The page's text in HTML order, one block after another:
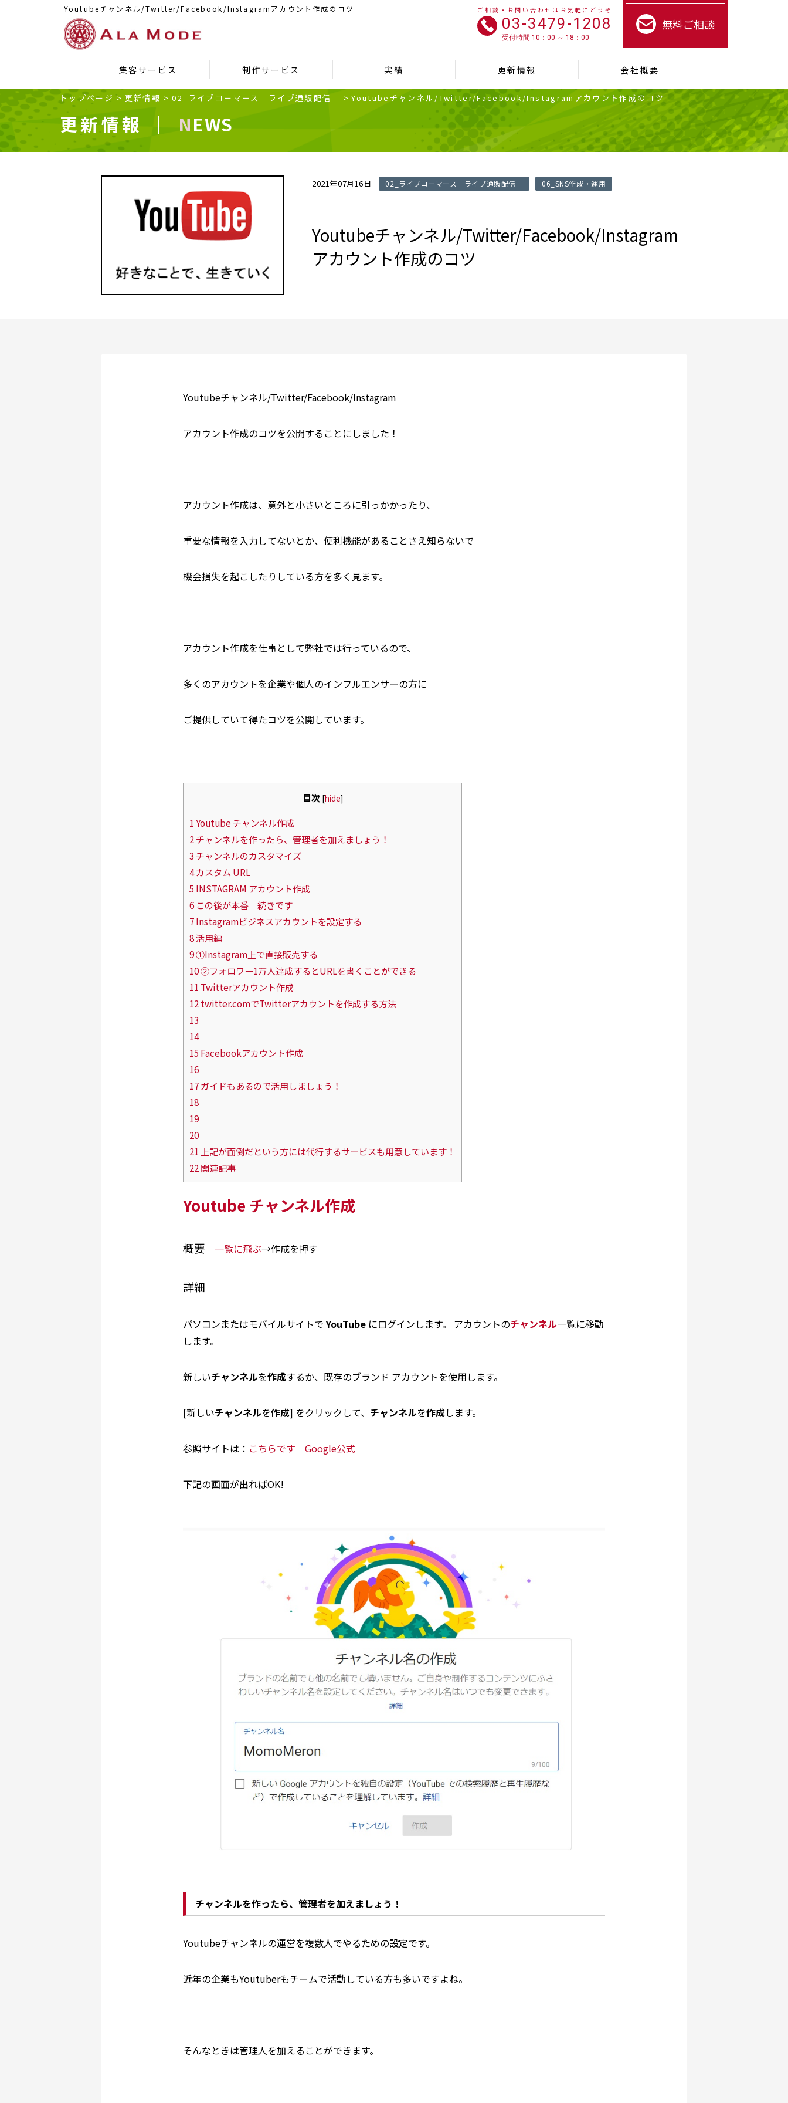
Youtubeチャンネル/Twitter/Facebook/Instagramアカウント作成のコツ ご相談・お問い合わせはお気軽にどうぞ
03-3479-1208
受付時間 10：00 ～ 18：00
無料ご相談
集客サービス 制作サービス 実績 更新情報 会社概要
トップページ > 更新情報 > 02_ライブコーマース ライブ通販配信 > Youtubeチャンネル/Twitter/Facebook/Instagramアカウント作成のコツ
更新情報 ｜ NEWS
2021年07月16日 02_ライブコーマース ライブ通販配信 06_SNS作成・運用
Youtubeチャンネル/Twitter/Facebook/Instagram
アカウント作成のコツ
Youtubeチャンネル/Twitter/Facebook/Instagram
アカウント作成のコツを公開することにしました！
アカウント作成は、意外と小さいところに引っかかったり、
重要な情報を入力してないとか、便利機能があることさえ知らないで
機会損失を起こしたりしている方を多く見ます。
アカウント作成を仕事として弊社では行っているので、
多くのアカウントを企業や個人のインフルエンサーの方に
ご提供していて得たコツを公開しています。
目次 [hide]
1 Youtube チャンネル作成
2 チャンネルを作ったら、管理者を加えましょう！
3 チャンネルのカスタマイズ
4 カスタム URL
5 INSTAGRAM アカウント作成
6 この後が本番 続きです
7 Instagramビジネスアカウントを設定する
8 活用編
9 ①Instagram上で直接販売する
10 ②フォロワー1万人達成するとURLを書くことができる
11 Twitterアカウント作成
12 twitter.comでTwitterアカウントを作成する方法
13
14
15 Facebookアカウント作成
16
17 ガイドもあるので活用しましょう！
18
19
20
21 上記が面倒だという方には代行するサービスも用意しています！
22 関連記事
Youtube チャンネル作成
概要 一覧に飛ぶ→作成を押す
詳細
パソコンまたはモバイルサイトでYouTube にログインします。 アカウントのチャンネル一覧に移動
します。
新しいチャンネルを作成するか、既存のブランド アカウントを使用します。
[新しいチャンネルを作成] をクリックして、 チャンネルを作成します。
参照サイトは： こちらです Google公式
下記の画面が出ればOK!
チャンネルを作ったら、管理者を加えましょう！
Youtubeチャンネルの運営を複数人でやるための設定です。
近年の企業もYoutuberもチームで活動している方も多いですよね。
そんなときは管理人を加えることができます。